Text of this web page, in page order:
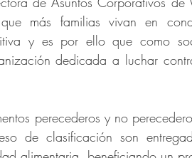
más familias vivan en
y es por ello que como
dedicada a luchar
perecederos y no
de clasificación son